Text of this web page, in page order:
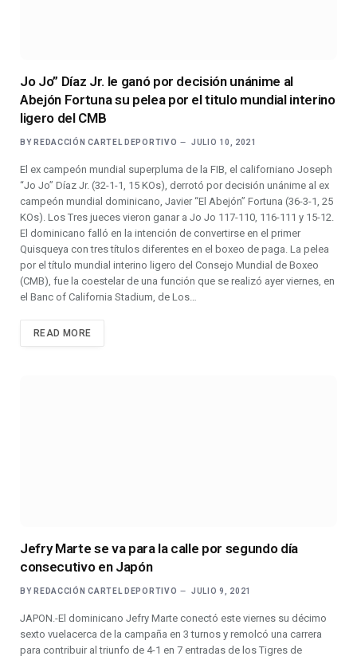
Jo Jo” Díaz Jr. le ganó por decisión unánime al
Abejón Fortuna su pelea por el titulo mundial interino
ligero del CMB
BY REDACCIÓN CARTEL DEPORTIVO JULIO 10, 2021
El ex campeón mundial superpluma de la FIB, el californiano Joseph
“Jo Jo” Díaz Jr. (32-1-1, 15 KOs), derrotó por decisión unánime al ex
campeón mundial dominicano, Javier “El Abejón” Fortuna (36-3-1, 25
KOs). Los Tres jueces vieron ganar a Jo Jo 117-110, 116-111 y 15-12.
El dominicano falló en la intención de convertirse en el primer
Quisqueya con tres títulos diferentes en el boxeo de paga. La pelea
por el título mundial interino ligero del Consejo Mundial de Boxeo
(CMB), fue la coestelar de una función que se realizó ayer viernes, en
el Banc of California Stadium, de Los…
READ MORE
Jefry Marte se va para la calle por segundo día
consecutivo en Japón
BY REDACCIÓN CARTEL DEPORTIVO JULIO 9, 2021
JAPON.-El dominicano Jefry Marte conectó este viernes su décimo
sexto vuelacerca de la campaña en 3 turnos y remolcó una carrera
para contribuir al triunfo de 4-1 en 7 entradas de los Tigres de